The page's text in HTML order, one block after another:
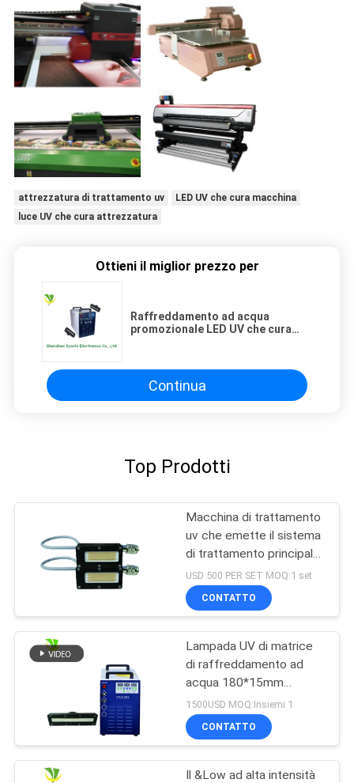
attrezzatura di trattamento uv
LED UV che cura macchina
luce UV che cura attrezzatura
Ottieni il miglior prezzo per
Raffreddamento ad acqua
promozionale LED UV che cura
Continua
Top Prodotti
Macchina di trattamento
uv che emette il sistema
di trattamento principale
uv di alto potere di
lunghezza d'onda 395nm
di dimensione 50x20
USD 500 PER SET MOQ:1 set
CONTATTO
Lampada UV di matrice
di raffreddamento ad
acqua 180*15mm
15W/CM2 395nm LED
1500USD MOQ:Insiemi 1
CONTATTO
Il &Low ad alta intensità